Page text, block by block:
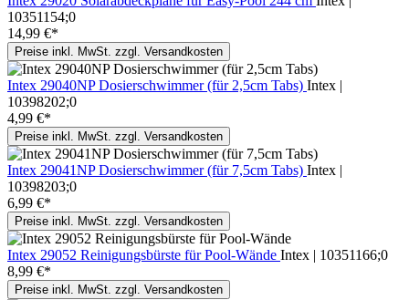
10351154;0
14,99 €*
Preise inkl. MwSt. zzgl. Versandkosten
Intex 29040NP Dosierschwimmer (für 2,5cm Tabs) Intex |
10398202;0
4,99 €*
Preise inkl. MwSt. zzgl. Versandkosten
Intex 29041NP Dosierschwimmer (für 7,5cm Tabs) Intex |
10398203;0
6,99 €*
Preise inkl. MwSt. zzgl. Versandkosten
Intex 29052 Reinigungsbürste für Pool-Wände Intex | 10351166;0
8,99 €*
Preise inkl. MwSt. zzgl. Versandkosten